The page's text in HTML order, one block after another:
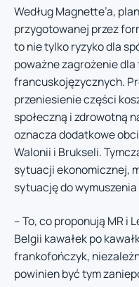
Według Magnette’a,
przygotowanej przez
to nie tylko ryzyko dla
poważne zagrożenie
francuskojęzycznych.
przeniesienie części
społeczną i zdrowotną
oznacza dodatkowe
Walonii i Brukseli.
sytuacji ekonomicznej,
sytuację do
– To, co proponują MR i
Belgii kawałek po
frankofończyk,
powinien być tym